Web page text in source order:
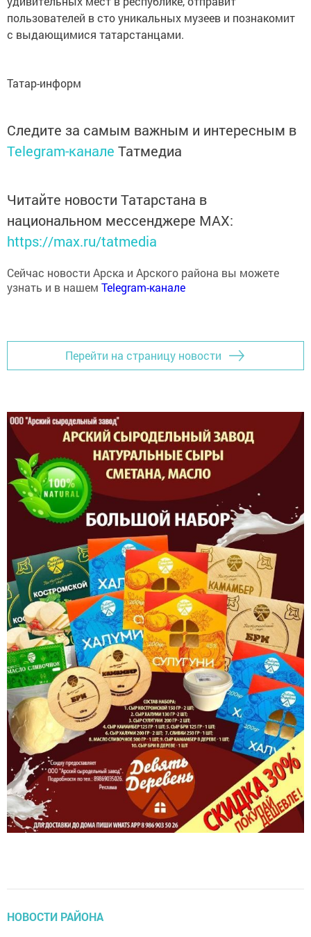
пользователей в сто уникальных музеев и познакомит
с выдающимися татарстанцами.
Telegram-каналеТатмедиа
Читайте новости Татарстана в
национальном мессенджере MАХ:
https://max.ru/tatmedia
узнать и в нашемTelegram-канале
Перейти на страницу новости
НОВОСТИ РАЙОНА